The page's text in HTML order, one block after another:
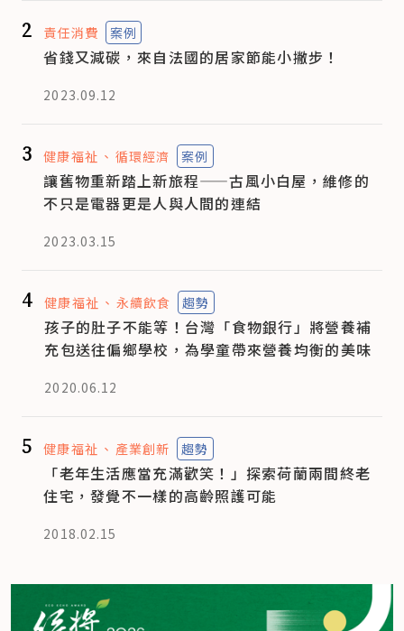
2 責任消費 案例
省錢又減碳，來自法國的居家節能小撇步！
2023.09.12
3 健康福祉 循環經濟 案例
讓舊物重新踏上新旅程——古風小白屋，維修的
不只是電器更是人與人間的連結
2023.03.15
4 健康福祉 永續飲食 趨勢
孩子的肚子不能等！台灣「食物銀行」將營養補
充包送往偏鄉學校，為學童帶來營養均衡的美味
2020.06.12
5 健康福祉 產業創新 趨勢
「老年生活應當充滿歡笑！」探索荷蘭兩間終老
住宅，發覺不一樣的高齡照護可能
2018.02.15